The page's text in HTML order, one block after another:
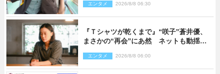
エンタメ 2026/8/8 06:30
『Ｔシャツが乾くまで』“咲子”蒼井優、
まさかの“再会”にあ然 ネットも動揺
レあり）
エンタメ 2026/8/8 06:00